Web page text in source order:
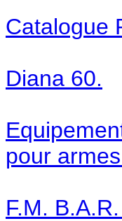
Catalogue
Diana 60.
pour
F.M.